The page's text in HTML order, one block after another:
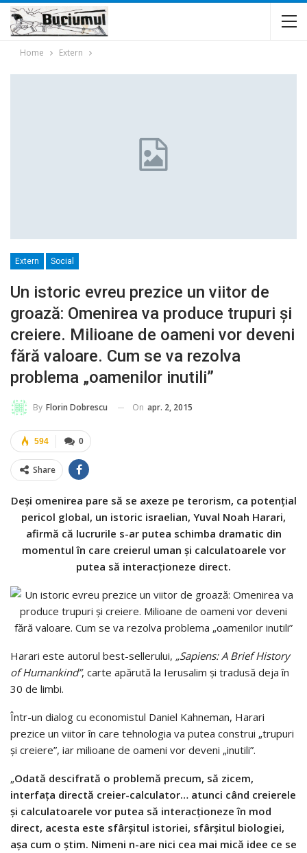
Home Extern
Extern Social
Un istoric evreu prezice un viitor de
groază: Omenirea va produce trupuri și
creiere. Milioane de oameni vor deveni
fără valoare. Cum se va rezolva
problema „oamenilor inutili”
By Florin Dobrescu On apr. 2, 2015
0
594
Share
Deși omenirea pare să se axeze pe terorism, ca potențial
pericol global, un istoric israelian, Yuval Noah Harari,
afirmă că lucrurile s-ar putea schimba dramatic din
momentul în care creierul uman și calculatoarele vor
putea să interacționeze direct.
Harari este autorul best-sellerului, „Sapiens: A Brief History
of Humankind”, carte apărută la Ierusalim și tradusă deja în
30 de limbi.
Într-un dialog cu economistul Daniel Kahneman, Harari
prezice un viitor în care tehnologia va putea construi „trupuri
și creiere”, iar milioane de oameni vor deveni „inutili”.
„Odată descifrată o problemă precum, să zicem,
interfața directă creier-calculator… atunci când creierele
și calculatoarele vor putea să interacționeze în mod
direct, acesta este sfârșitul istoriei, sfârșitul biologiei,
așa cum o știm. Nimeni n-are nici cea mai mică idee ce se